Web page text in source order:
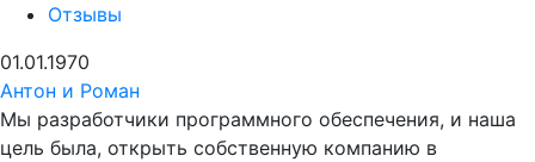
Отзывы
01.01.1970
Антон и Роман
Мы разработчики программного обеспечения, и наша
цель была, открыть собственную компанию в